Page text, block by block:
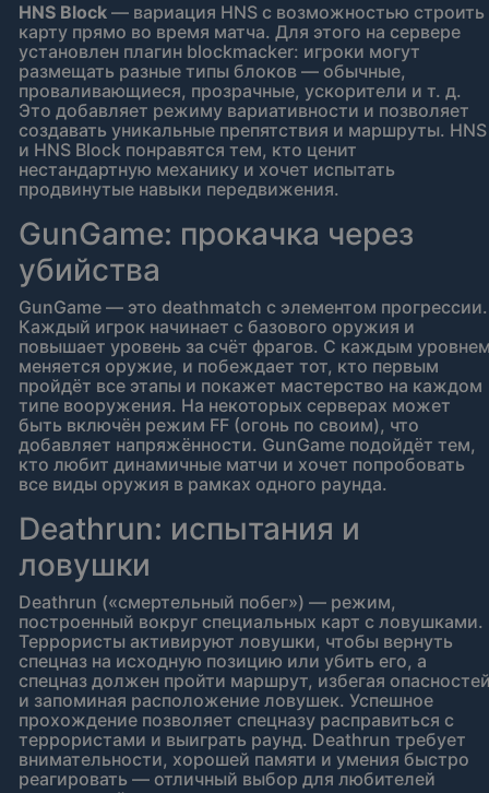
HNS Block — вариация HNS с возможностью строить
карту прямо во время матча. Для этого на сервере
установлен плагин blockmacker: игроки могут
размещать разные типы блоков — обычные,
проваливающиеся, прозрачные, ускорители и т. д.
Это добавляет режиму вариативности и позволяет
создавать уникальные препятствия и маршруты. HNS
и HNS Block понравятся тем, кто ценит
нестандартную механику и хочет испытать
продвинутые навыки передвижения.
GunGame: прокачка через
убийства
GunGame — это deathmatch с элементом прогрессии.
Каждый игрок начинает с базового оружия и
повышает уровень за счёт фрагов. С каждым
меняется оружие, и побеждает тот, кто первым
пройдёт все этапы и покажет мастерство на каждом
типе вооружения. На некоторых серверах может
быть включён режим FF (огонь по своим), что
добавляет напряжённости. GunGame подойдёт тем,
кто любит динамичные матчи и хочет попробовать
все виды оружия в рамках одного раунда.
Deathrun: испытания и
ловушки
Deathrun («смертельный побег») — режим,
построенный вокруг специальных карт с ловушками.
Террористы активируют ловушки, чтобы вернуть
спецназ на исходную позицию или убить его, а
спецназ должен пройти маршрут, избегая
и запоминая расположение ловушек. Успешное
прохождение позволяет спецназу расправиться с
террористами и выиграть раунд. Deathrun требует
внимательности, хорошей памяти и умения быстро
реагировать — отличный выбор для любителей